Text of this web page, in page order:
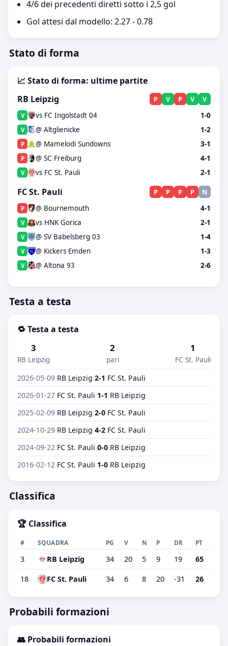
4/6 dei precedenti diretti sotto i 2,5 gol
Gol attesi dal modello: 2.27 - 0.78
Stato di forma
📈 Stato di forma: ultime partite
RB Leipzig
P V P V V
V vs FC Ingolstadt 04 1-0
V @ Altglienicke 1-2
P @ Mamelodi Sundowns 3-1
P @ SC Freiburg 4-1
V vs FC St. Pauli 2-1
FC St. Pauli P P P P N
P @ Bournemouth 4-1
V vs HNK Gorica 2-1
V @ SV Babelsberg 03 1-4
V @ Kickers Emden 1-3
V @ Altona 93 2-6
Testa a testa
🔁 Testa a testa
3
RB Leipzig
2
pari
1
FC St. Pauli
2026-05-09 RB Leipzig 2-1 FC St. Pauli
2026-01-27 FC St. Pauli 1-1 RB Leipzig
2025-02-09 RB Leipzig 2-0 FC St. Pauli
2024-10-29 RB Leipzig 4-2 FC St. Pauli
2024-09-22 FC St. Pauli 0-0 RB Leipzig
2016-02-12 FC St. Pauli 1-0 RB Leipzig
Classifica
🏆 Classifica
# SQUADRA PG V N P DR PT
3 RB Leipzig 34 20 5 9 19 65
18 FC St. Pauli 34 6 8 20 -31 26
Probabili formazioni
👥 Probabili formazioni